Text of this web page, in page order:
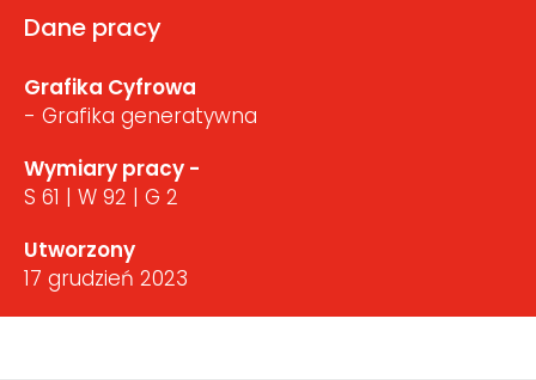
Dane pracy
Grafika Cyfrowa
- Grafika generatywna
Wymiary pracy -
S 61 | W 92 | G 2
Utworzony
17 grudzień 2023